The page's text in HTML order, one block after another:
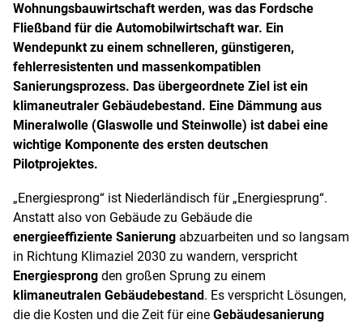
Wohnungsbauwirtschaft werden, was das Fordsche
Fließband für die Automobilwirtschaft war. Ein
Wendepunkt zu einem schnelleren, günstigeren,
fehlerresistenten und massenkompatiblen
Sanierungsprozess. Das übergeordnete Ziel ist ein
klimaneutraler Gebäudebestand. Eine Dämmung aus
Mineralwolle (Glaswolle und Steinwolle) ist dabei eine
wichtige Komponente des ersten deutschen
Pilotprojektes.
„Energiesprong“ ist Niederländisch für „Energiesprung“.
Anstatt also von Gebäude zu Gebäude die
energieeffiziente Sanierung abzuarbeiten und so langsam
in Richtung Klimaziel 2030 zu wandern, verspricht
Energiesprong den großen Sprung zu einem
klimaneutralen Gebäudebestand. Es verspricht Lösungen,
die die Kosten und die Zeit für eine Gebäudesanierung